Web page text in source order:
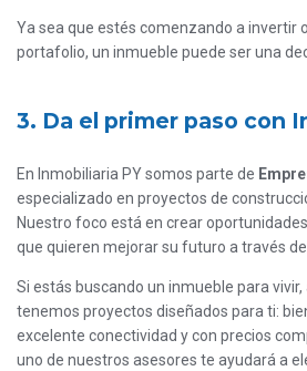
Ya sea que estés comenzando a invertir
portafolio, un inmueble puede ser una
3. Da el primer paso con
En Inmobiliaria PY somos parte de
especializado en proyectos de
Nuestro foco está en crear
que quieren mejorar su futuro a través
Si estás buscando un inmueble para
tenemos proyectos diseñados para ti:
excelente conectividad y con precios
uno de nuestros asesores te ayudará a